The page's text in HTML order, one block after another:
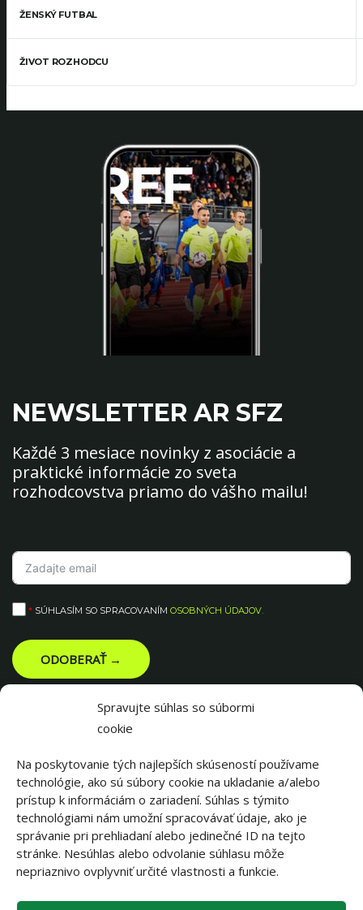
Spravujte súhlas so súbormi
cookie
Na poskytovanie tých najlepších skúseností používame
technológie, ako sú súbory cookie na ukladanie a/alebo
prístup k informáciám o zariadení. Súhlas s týmito
technológiami nám umožní spracovávať údaje, ako je
správanie pri prehliadaní alebo jedinečné ID na tejto
stránke. Nesúhlas alebo odvolanie súhlasu môže
nepriaznivo ovplyvniť určité vlastnosti a funkcie.
ŽENSKÝ FUTBAL
ŽIVOT ROZHODCU
NEWSLETTER AR SFZ
Každé 3 mesiace novinky z asociácie a
praktické informácie zo sveta
rozhodcovstva priamo do vášho mailu!
* SÚHLASÍM SO SPRACOVANÍM OSOBNÝCH ÚDAJOV
ODOBERAŤ →
||||||